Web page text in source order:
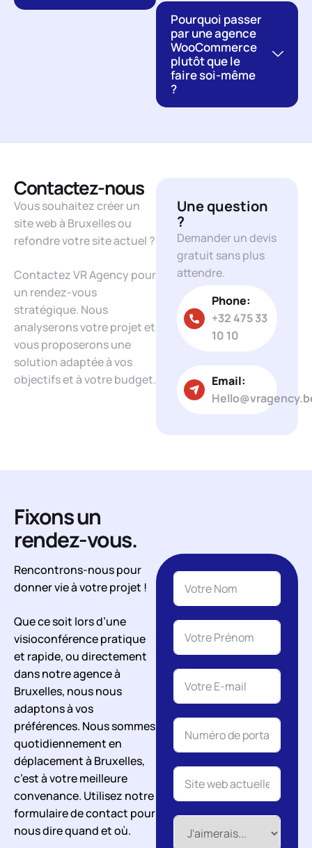
Pourquoi passer
par une agence
WooCommerce
plutôt que le
faire soi-même
?
Contactez-nous
Vous souhaitez créer un
site web à Bruxelles ou
refondre votre site actuel ?
Contactez VR Agency pour
un rendez-vous
stratégique. Nous
analyserons votre projet et
vous proposerons une
solution adaptée à vos
objectifs et à votre budget.
Une question
?
Demander un devis
gratuit sans plus
attendre.
Phone:
+32 475 33
10 10
Email:
Fixons un
rendez-vous.
Rencontrons-nous pour
donner vie à votre projet !
Que ce soit lors d’une
visioconférence pratique
et rapide, ou directement
dans notre agence à
Bruxelles, nous nous
adaptons à vos
préférences. Nous sommes
quotidiennement en
déplacement à Bruxelles,
c’est à votre meilleure
convenance. Utilisez notre
formulaire de contact pour
nous dire quand et où.